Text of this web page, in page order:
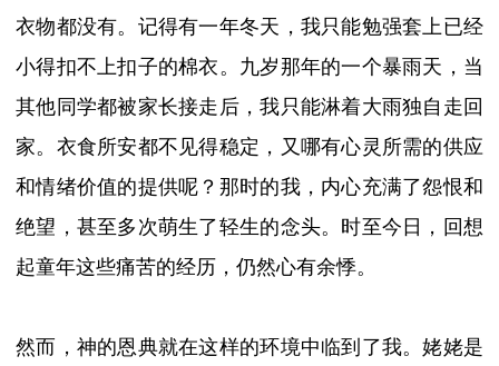
衣物都没有。记得有一年冬天，我只能勉强套上已经
小得扣不上扣子的棉衣。九岁那年的一个暴雨天，当
其他同学都被家长接走后，我只能淋着大雨独自走回
家。衣食所安都不见得稳定，又哪有心灵所需的供应
和情绪价值的提供呢？那时的我，内心充满了怨恨和
绝望 ，甚至多次萌生了轻生的念头。 时至今日，回想
起童年这些痛苦的经历，仍然心有余悸。
然而，神的恩典就在这样的环境中临到了我。姥姥是